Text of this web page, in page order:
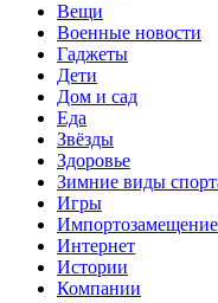
Вещи
Военные новости
Гаджеты
Дети
Дом и сад
Еда
Звёзды
Здоровье
Зимние виды
Игры
Импортозамещение
Интернет
Истории
Компании